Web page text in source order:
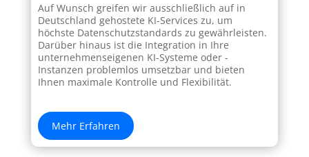
Auf Wunsch greifen wir ausschließlich auf in
Deutschland gehostete KI-Services zu, um
höchste Datenschutzstandards zu gewährleisten.
Darüber hinaus ist die Integration in Ihre
unternehmenseigenen KI-Systeme oder -
Instanzen problemlos umsetzbar und bieten
Ihnen maximale Kontrolle und Flexibilität.
Mehr Erfahren